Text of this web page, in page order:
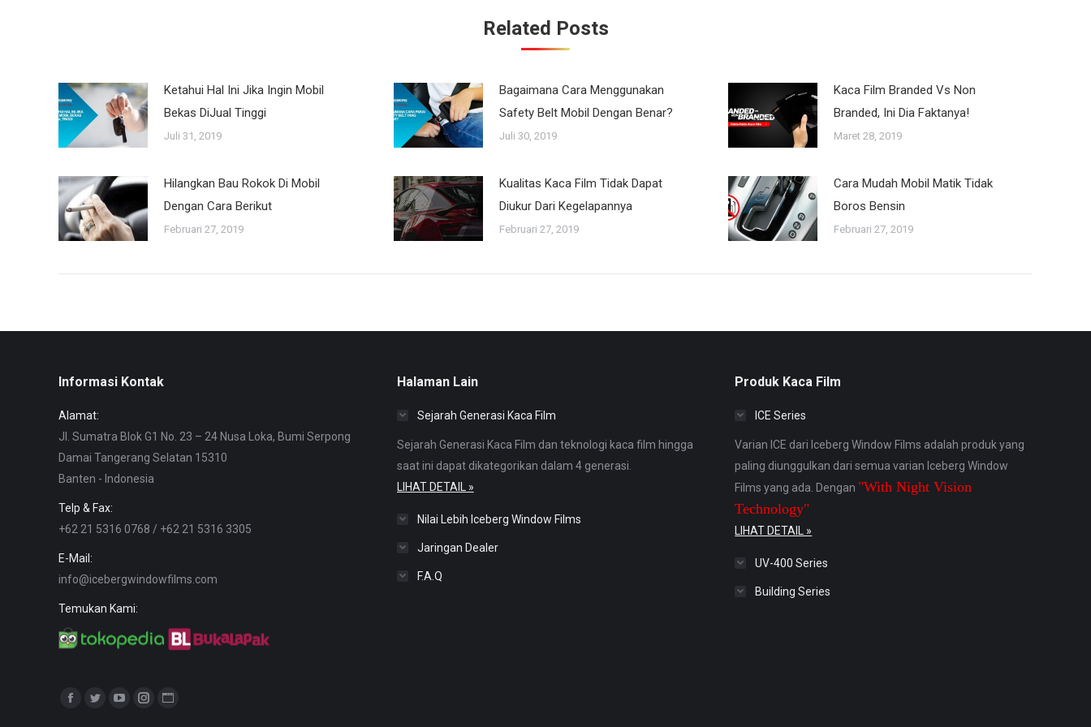
Related Posts
Ketahui Hal Ini Jika Ingin Mobil
Bekas DiJual Tinggi
Juli 31, 2019
Bagaimana Cara Menggunakan
Safety Belt Mobil Dengan Benar?
Juli 30, 2019
Kaca Film Branded Vs Non
Branded, Ini Dia Faktanya!
Maret 28, 2019
Hilangkan Bau Rokok Di Mobil
Dengan Cara Berikut
Februari 27, 2019
Kualitas Kaca Film Tidak Dapat
Diukur Dari Kegelapannya
Februari 27, 2019
Cara Mudah Mobil Matik Tidak
Boros Bensin
Februari 27, 2019
Informasi Kontak
Alamat:
Jl. Sumatra Blok G1 No. 23 – 24 Nusa Loka, Bumi Serpong
Damai Tangerang Selatan 15310
Banten - Indonesia
Telp & Fax:
+62 21 5316 0768 / +62 21 5316 3305
E-Mail:
info@icebergwindowfilms.com
Temukan Kami:
Find us on:
Halaman Lain
Sejarah Generasi Kaca Film
Sejarah Generasi Kaca Film dan teknologi kaca film hingga
saat ini dapat dikategorikan dalam 4 generasi.
LIHAT DETAIL »
Nilai Lebih Iceberg Window Films
Jaringan Dealer
F.A.Q
Produk Kaca Film
ICE Series
Varian ICE dari Iceberg Window Films adalah produk yang
paling diunggulkan dari semua varian Iceberg Window
Films yang ada. Dengan "With Night Vision
Technology"
LIHAT DETAIL »
UV-400 Series
Building Series